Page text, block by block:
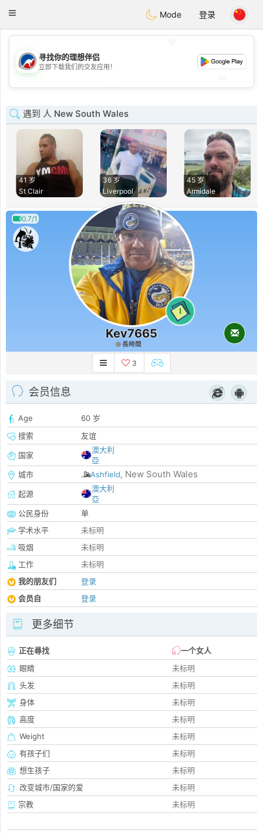
AustraliaChat
Toggle
Mode 登录
💖
💕
寻找你的理想伴侣
立即下载我们的交友应用！
遇到 人 New South Wales
41 岁
St Clair
36 岁
Liverpool
45 岁
Armidale
0.7/1
1
Kev7665
長時間
3
会员信息
Age
60 岁
搜索
友谊
国家
澳大利
亞
城市
Ashfield, New South Wales
起源
澳大利
亞
公民身份
单
学术水平
未标明
吸烟
未标明
工作
未标明
我的朋友们
登录
会员自
登录
更多细节
正在尋找
一个女人
眼睛
未标明
头发
未标明
身体
未标明
高度
未标明
Weight
未标明
有孩子们
未标明
想生孩子
未标明
改变城市/国家的爱
未标明
宗教
未标明